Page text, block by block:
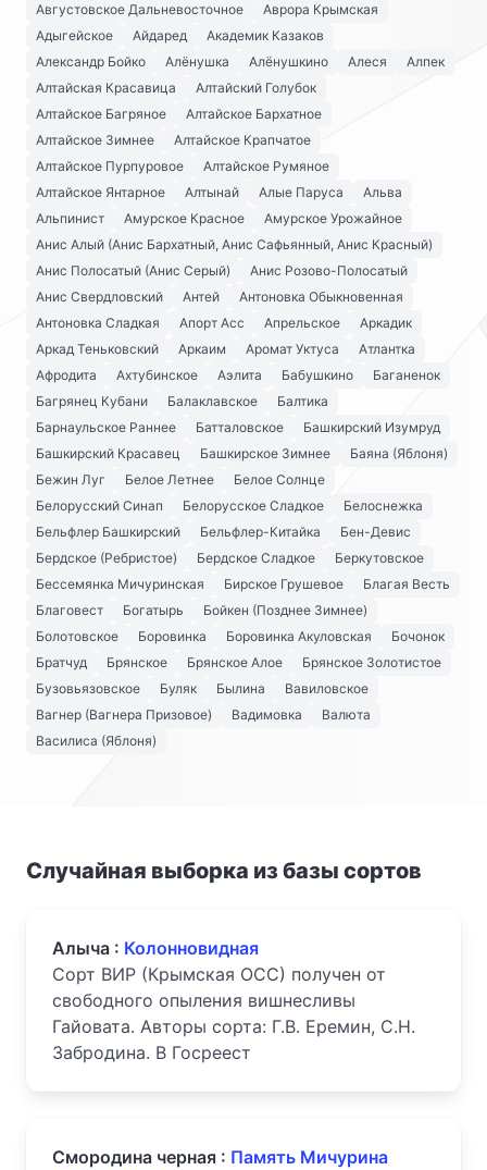
Августовское Дальневосточное
Аврора Крымская
Адыгейское
Айдаред
Академик Казаков
Александр Бойко
Алёнушка Алёнушкино Алеся
Алпек
Алтайская Красавица
Алтайский Голубок
Алтайское Багряное
Алтайское Бархатное
Алтайское Зимнее
Алтайское Крапчатое
Алтайское Пурпуровое
Алтайское Румяное
Алтайское Янтарное
Алтынай Алые Паруса
Альва
Альпинист
Амурское Красное
Амурское Урожайное
Анис Алый (Анис Бархатный, Анис Сафьянный, Анис Красный)
Анис Полосатый (Анис Серый)
Анис Розово-Полосатый
Анис Свердловский
Антей
Антоновка Обыкновенная
Антоновка Сладкая
Апорт Асс Апрельское
Аркадик
Аркад Теньковский
Аркаим Аромат Уктуса
Атлантка
Афродита
Ахтубинское Аэлита Бабушкино
Баганенок
Багрянец Кубани
Балаклавское
Балтика
Барнаульское Раннее
Батталовское
Башкирский Изумруд
Башкирский Красавец
Башкирское Зимнее
Баяна (Яблоня)
Бежин Луг
Белое Летнее
Белое Солнце
Белорусский Синап
Белорусское Сладкое
Белоснежка
Бельфлер Башкирский
Бельфлер-Китайка
Бен-Девис
Бердское (Ребристое)
Бердское Сладкое
Беркутовское
Бессемянка Мичуринская
Бирское Грушевое
Благая Весть
Благовест
Богатырь
Бойкен (Позднее Зимнее)
Болотовское
Боровинка Боровинка Акуловская
Бочонок
Братчуд
Брянское Брянское Алое
Брянское Золотистое
Бузовьязовское
Буляк Былина
Вавиловское
Вагнер (Вагнера Призовое)
Вадимовка
Валюта
Василиса (Яблоня)
Случайная выборка из базы сортов
Алыча : Колонновидная
Сорт ВИР (Крымская ОСС) получен от
свободного опыления вишнесливы
Гайовата. Авторы сорта: Г.В. Еремин, С.Н.
Забродина. В Госреест
Смородина черная : Память Мичурина